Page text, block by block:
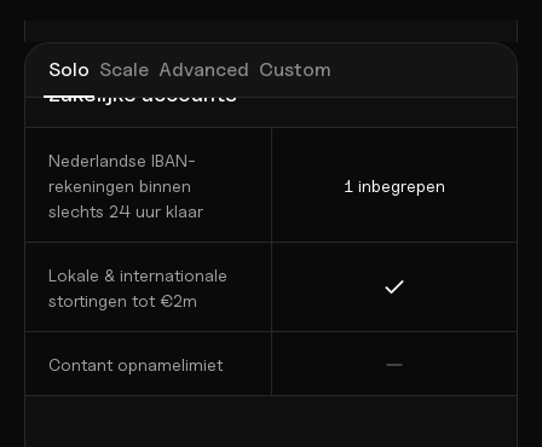
Solo Scale Advanced Custom
Zakelijke accounts
Nederlandse IBAN-
rekeningen binnen
slechts 24 uur klaar
1 inbegrepen
Lokale & internationale
stortingen tot €2m
Contant opnamelimiet